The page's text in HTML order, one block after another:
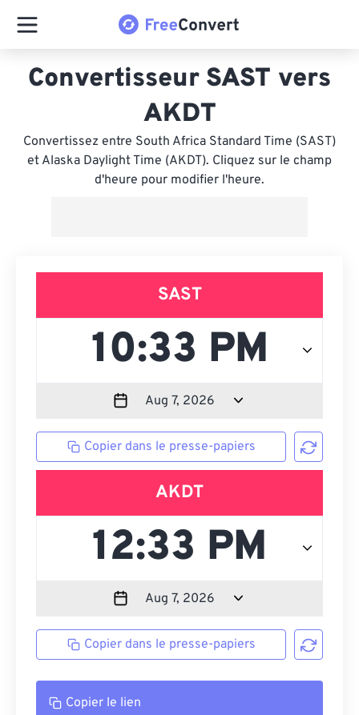
Convertisseur SAST vers
AKDT
Convertissez entre South Africa Standard Time (SAST)
et Alaska Daylight Time (AKDT). Cliquez sur le champ
d'heure pour modifier l'heure.
SAST
Copier dans le presse-papiers
AKDT
Copier dans le presse-papiers
Copier le lien